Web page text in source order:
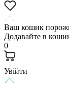
Ваш кошик
Додавайте в
0
Увійти